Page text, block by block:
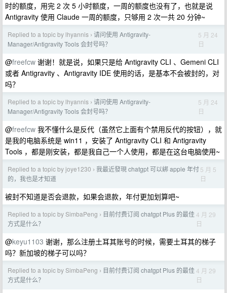
时的额度，用完 2 次 5 小时额度，一周的额度也没有了，也就是说
Antigravity 使用 Claude 一周的额度，只够用 2 次一共 20 分钟~
Replied to a topic by lhyannis › 请问使用 Antigravity-
Manager/Antigravity Tools 会封号吗？
5 月 24
日
@freefcw 谢谢！就是说，如果只是给 Antigravity CLI 、Gemeni CLI
或者 Antigravity 、Antigravity IDE 使用的话，是基本不会被封的，对
吗？
Replied to a topic by lhyannis › 请问使用 Antigravity-
Manager/Antigravity Tools 会封号吗？
5 月 24
日
@freefcw 我不懂什么是反代（虽然它上面有个禁用反代的按钮），就
是我的电脑系统是 win11 ，安装了 Antigravity CLI 和 Antigravity
Tools ，都是刚安装，都是我自己一个人使用，都是在这台电脑使用~
Replied to a topic by joye1230 › 我最近發現 chatgpt 可以綁 apple 年付
的，我也是才知道
5 月 5
日
被封不知道是否会退款，如果会退款，年付更加划算吧~
Replied to a topic by SimbaPeng › 目前付费订阅 chatgpt Plus 的最佳
方式是什么？
4 月 29
日
@keyu1103 谢谢，那么注册土耳其账号的时候，需要土耳其的梯子
吗？新加坡的梯子可以吗？
Replied to a topic by SimbaPeng › 目前付费订阅 chatgpt Plus 的最佳
方式是什么？
4 月 29
日